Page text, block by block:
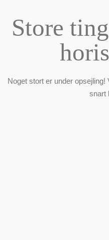
Store
Noget stort er under
snart